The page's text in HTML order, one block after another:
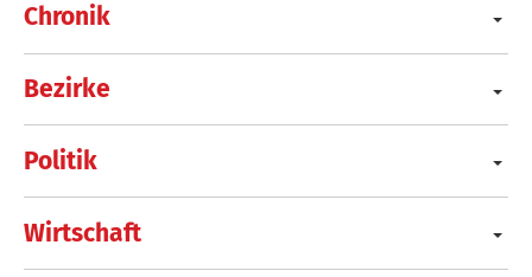
Chronik
Bezirke
Politik
Wirtschaft